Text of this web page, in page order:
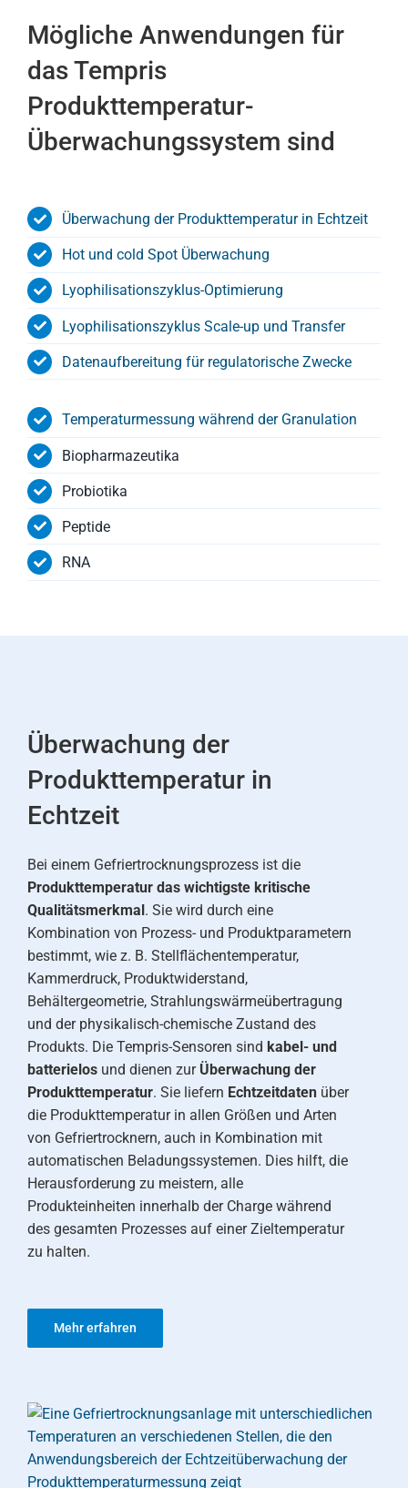
Mögliche Anwendungen für
das Tempris
Produkttemperatur-
Überwachungssystem sind
Überwachung der Produkttemperatur in Echtzeit
Hot und cold Spot Überwachung
Lyophilisationszyklus-Optimierung
Lyophilisationszyklus Scale-up und Transfer
Datenaufbereitung für regulatorische Zwecke
Temperaturmessung während der Granulation
Biopharmazeutika
Probiotika
Peptide
RNA
Überwachung der
Produkttemperatur in
Echtzeit
Bei einem Gefriertrocknungsprozess ist die
Produkttemperatur das wichtigste kritische
Qualitätsmerkmal. Sie wird durch eine
Kombination von Prozess- und Produktparametern
bestimmt, wie z. B. Stellflächentemperatur,
Kammerdruck, Produktwiderstand,
Behältergeometrie, Strahlungswärmeübertragung
und der physikalisch-chemische Zustand des
Produkts. Die Tempris-Sensoren sind kabel- und
batterielosund dienen zur Überwachung der
Produkttemperatur. Sie liefern Echtzeitdatenüber
die Produkttemperatur in allen Größen und Arten
von Gefriertrocknern, auch in Kombination mit
automatischen Beladungssystemen. Dies hilft, die
Herausforderung zu meistern, alle
Produkteinheiten innerhalb der Charge während
des gesamten Prozesses auf einer Zieltemperatur
zu halten.
Mehr erfahren